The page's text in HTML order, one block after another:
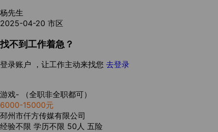
杨先生
2025-04-20 市区
找不到工作着急？
登录账户 ，让工作主动来找您 去登录
游戏- （全职非全职都可）
6000-15000元
邳州市仟方传媒有限公司
经验不限 学历不限 50人 五险